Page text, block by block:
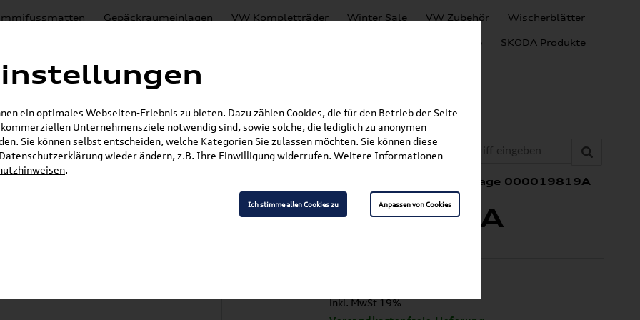
Gepäckraumeinlagen VW Kompletträder Winter Sale VW Zubehör Wischerblätter
SEAT Produkte SKODA Produkte
Lackierungen
E-Mail
Original Skoda Kindersitzunterlage 000019819A
000019819A
inkl. MwSt 19%
ein optimales Webseiten-Erlebnis zu bieten. Dazu zählen Cookies, die für den Betrieb der Seite
Unternehmensziele notwendig sind, sowie solche, die lediglich zu anonymen
Sie können selbst entscheiden, welche Kategorien Sie zulassen möchten. Sie können diese
wieder ändern, z.B. Ihre Einwilligung widerrufen. Weitere Informationen
.
Ich stimme allen Cookies zu Anpassen von Cookies